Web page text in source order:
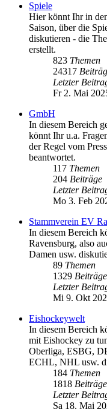
Spiele
Hier könnt Ihr in
Saison, über die
diskutieren - die
erstellt.
823 Themen
24317
Letzter
Fr 2. Mai
GmbH
In diesem Bereich
könnt Ihr u.a.
der Regel vom
beantwortet.
117 Themen
204 Beiträge
Letzter
Mo 3. Feb
Stammverein EV
In diesem Bereich
Ravensburg, also
Damen usw.
89 Themen
1329 Beiträge
Letzter
Mi 9. Okt
Eishockeywelt
In diesem Bereich
mit Eishockey zu
Oberliga, ESBG,
ECHL, NHL usw.
184 Themen
1818 Beiträge
Letzter
Sa 18. Mai